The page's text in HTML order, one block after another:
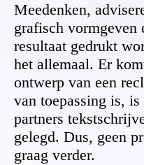
Meedenken,
grafisch vormgeven
resultaat gedrukt
het allemaal. Er
ontwerp van een
van toepassing is,
partners
gelegd. Dus, geen
graag verder.